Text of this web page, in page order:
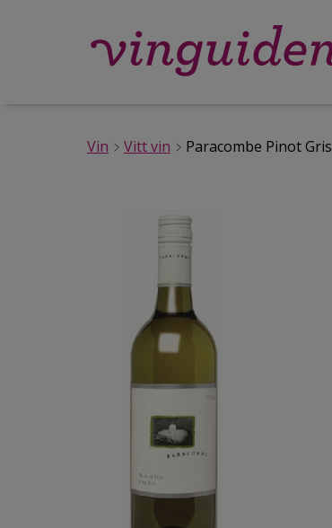
Vin Vitt vin Paracombe Pinot Gris